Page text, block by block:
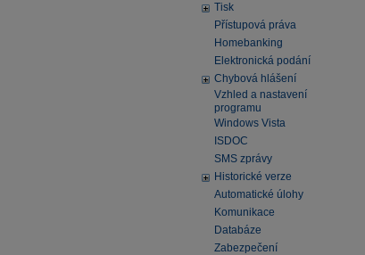
Tisk
Přístupová práva
Homebanking
Elektronická podání
Chybová hlášení
Vzhled a nastavení
programu
Windows Vista
ISDOC
SMS zprávy
Historické verze
Automatické úlohy
Komunikace
Databáze
Zabezpečení